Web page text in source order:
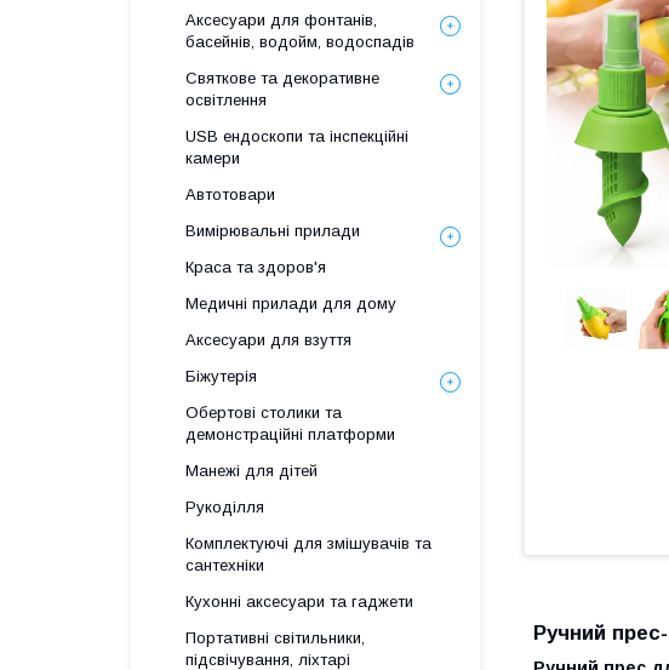
Ручний
Аксесуари для фонтанів,
басейнів, водойм, водоспадів
Святкове та декоративне
освітлення
USB ендоскопи та інспекційні
камери
Автотовари
Вимірювальні прилади
Краса та здоров'я
Медичні прилади для дому
Аксесуари для взуття
Біжутерія
Обертові столики та
демонстраційні платформи
Манежі для дітей
Рукоділля
Комплектуючі для змішувачів та
сантехніки
Кухонні аксесуари та гаджети
Портативні світильники,
підсвічування, ліхтарі